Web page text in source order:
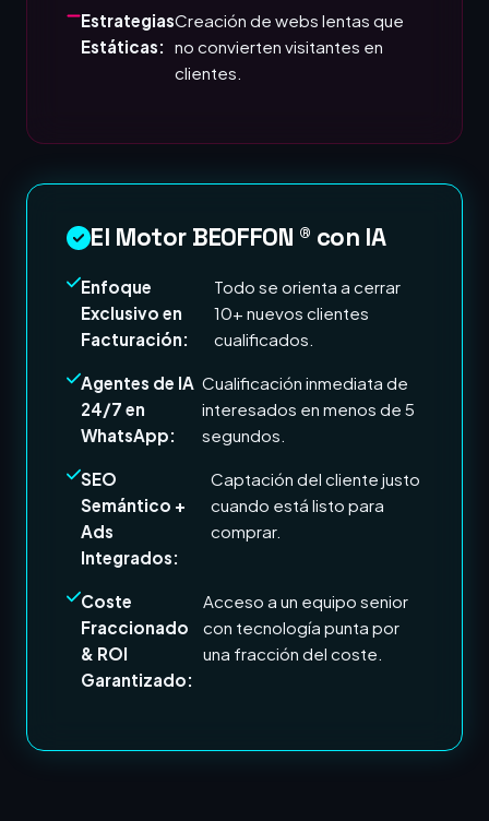
Estrategias
Estáticas:
Creación de webs lentas que
no convierten visitantes en
clientes.
El Motor BEOFFON ® con IA
Enfoque
Exclusivo en
Facturación:
Todo se orienta a cerrar
10+ nuevos clientes
cualificados.
Agentes de IA
24/7 en
WhatsApp:
Cualificación inmediata de
interesados en menos de 5
segundos.
SEO
Semántico +
Ads
Integrados:
Captación del cliente justo
cuando está listo para
comprar.
Coste
Fraccionado
& ROI
Garantizado:
Acceso a un equipo senior
con tecnología punta por
una fracción del coste.